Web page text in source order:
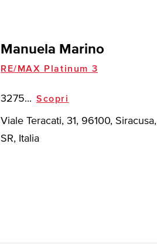
Manuela Marino
RE/MAX Platinum 3
3275... Scopri
Viale Teracati, 31, 96100, Siracusa,
SR, Italia